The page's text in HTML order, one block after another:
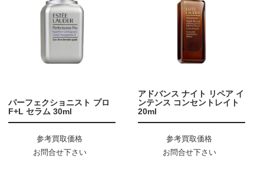
パーフェクショニスト プロ
F+L セラム 30ml
参考買取価格
お問合せ下さい
アドバンス ナイト リペア イ
ンテンス コンセントレイト
20ml
参考買取価格
お問合せ下さい